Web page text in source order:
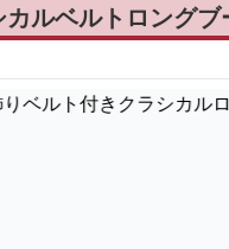
ルベルトロングブ